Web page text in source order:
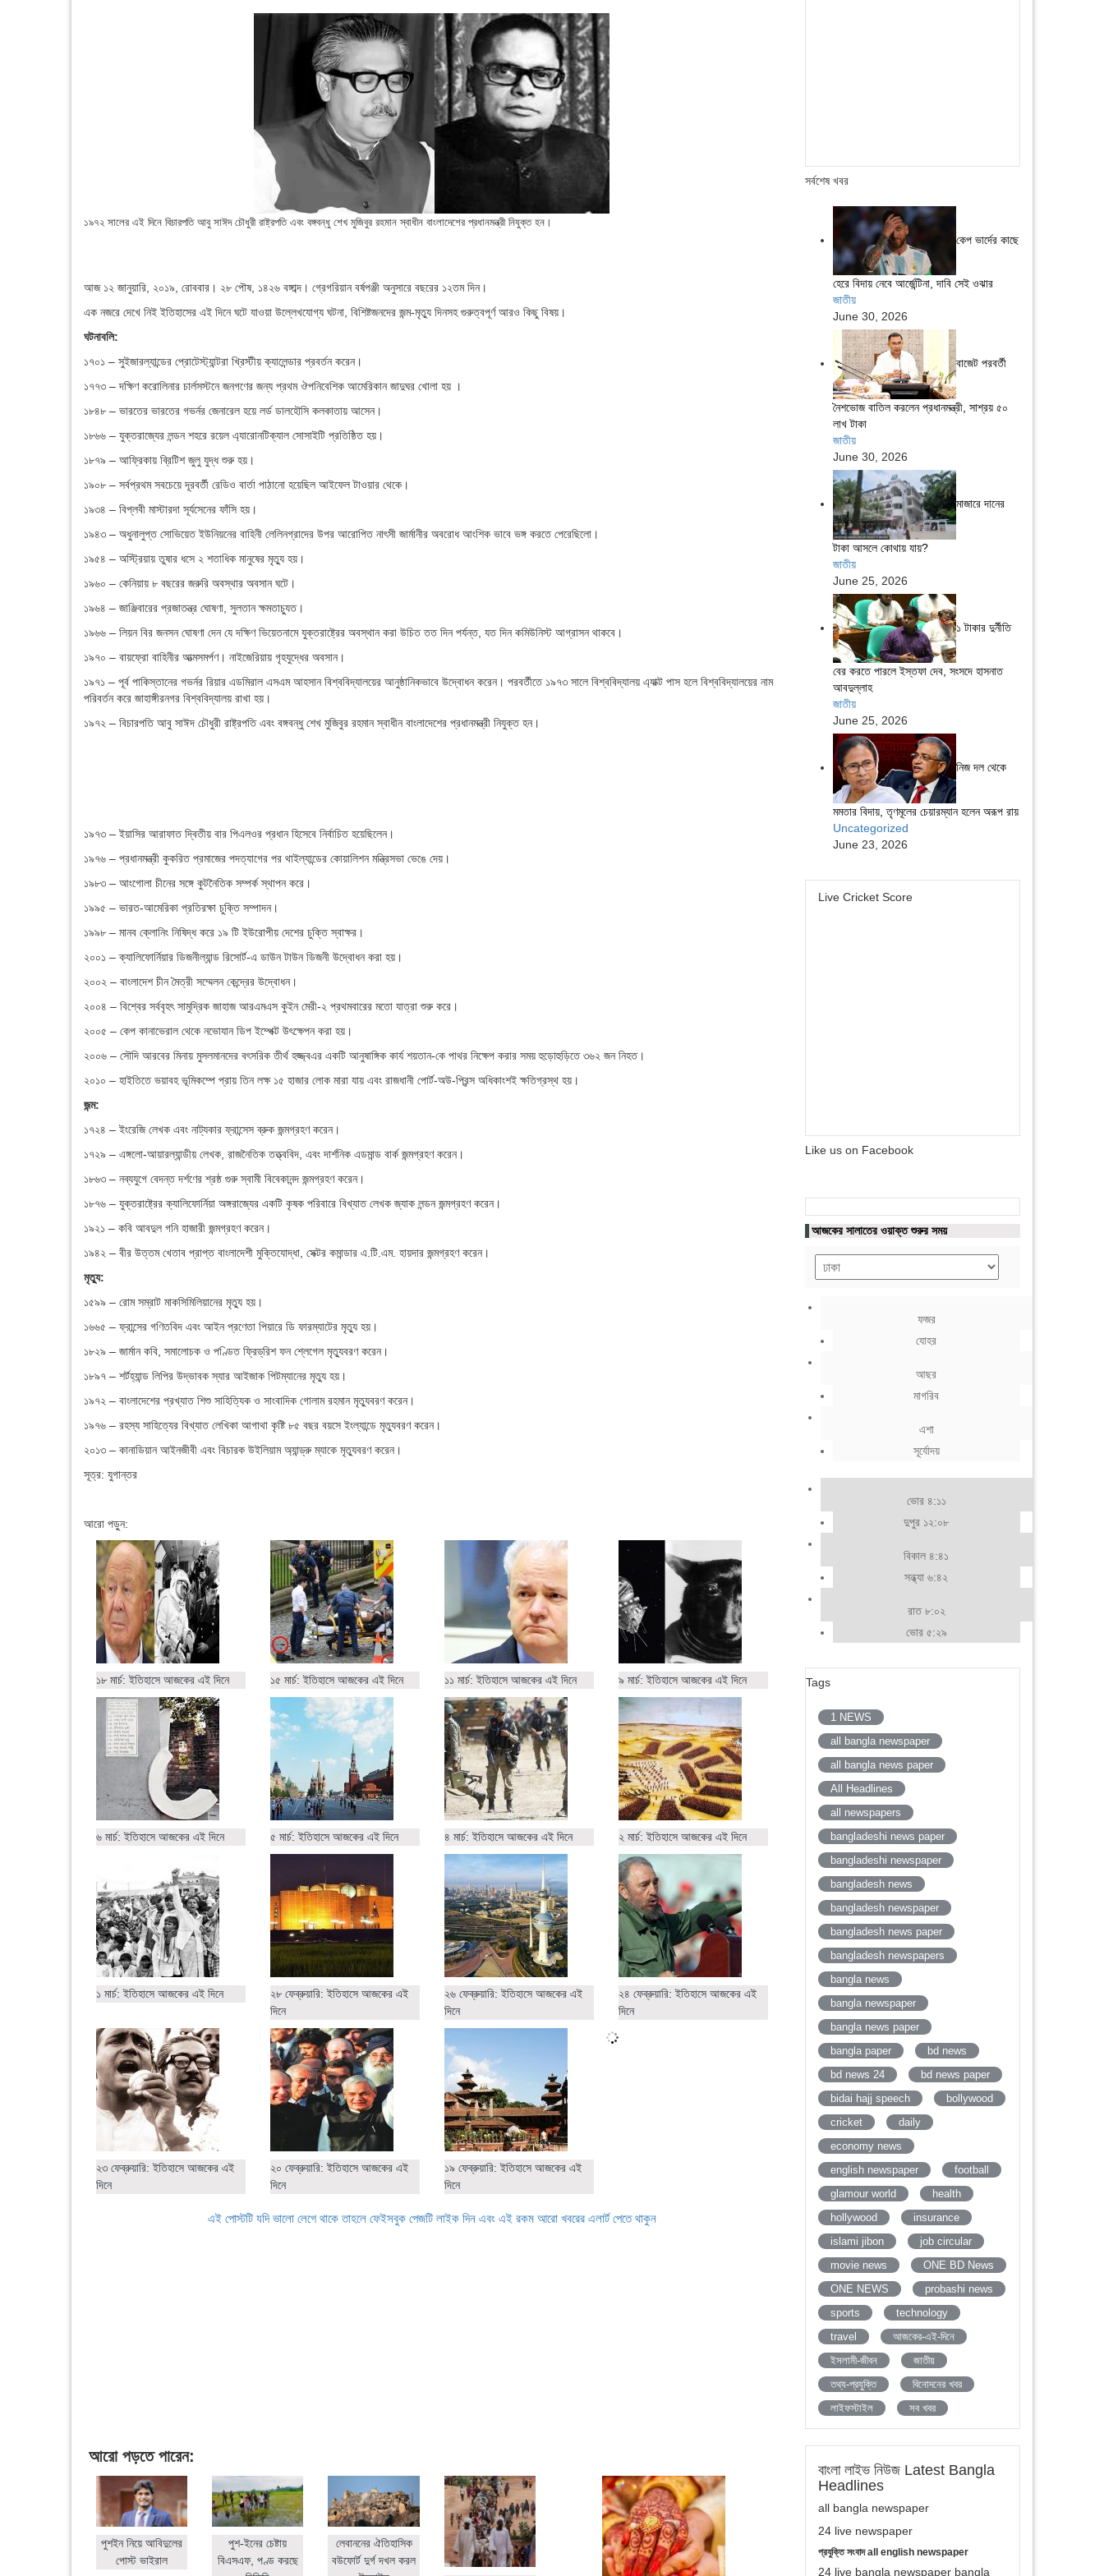
১৯৭২ সালের এই দিনে বিচারপতি আবু সাঈদ চৌধুরী রাষ্ট্রপতি এবং বঙ্গবন্ধু শেখ মুজিবুর রহমান স্বাধীন বাংলাদেশের প্রধানমন্ত্রী নিযুক্ত হন।
আজ ১২ জানুয়ারি, ২০১৯, রোববার। ২৮ পৌষ, ১৪২৬ বঙ্গাব্দ। গ্রেগরিয়ান বর্ষপঞ্জী অনুসারে বছরের ১২তম দিন।
এক নজরে দেখে নিই ইতিহাসের এই দিনে ঘটে যাওয়া উল্লেখযোগ্য ঘটনা, বিশিষ্টজনদের জন্ম-মৃত্যু দিনসহ গুরুত্বপূর্ণ আরও কিছু বিষয়।
ঘটনাবলি:
১৭০১ – সুইজারল্যান্ডের প্রোটেস্ট্যান্টরা খ্রিস্টীয় ক্যালেন্ডার প্রবর্তন করেন।
১৭৭৩ – দক্ষিণ করোলিনার চার্লসস্টনে জনগণের জন্য প্রথম ঔপনিবেশিক আমেরিকান জাদুঘর খোলা হয় ।
১৮৪৮ – ভারতের ভারতের গভর্নর জেনারেল হয়ে লর্ড ডালহৌসি কলকাতায় আসেন।
১৮৬৬ – যুক্তরাজ্যের লন্ডন শহরে রয়েল এ্যারোনটিক্যাল সোসাইটি প্রতিষ্ঠিত হয়।
১৮৭৯ – আফ্রিকায় ব্রিটিশ জুলু যুদ্ধ শুরু হয়।
১৯০৮ – সর্বপ্রথম সবচেয়ে দূরবর্তী রেডিও বার্তা পাঠানো হয়েছিল আইফেল টাওয়ার থেকে।
১৯৩৪ – বিপ্লবী মাস্টারদা সূর্যসেনের ফাঁসি হয়।
১৯৪৩ – অধুনালুপ্ত সোভিয়েত ইউনিয়নের বাহিনী লেলিনগ্রাদের উপর আরোপিত নাৎসী জার্মানীর অবরোধ আংশিক ভাবে ভঙ্গ করতে পেরেছিলো।
১৯৫৪ – অস্ট্রিয়ায় তুষার ধসে ২ শতাধিক মানুষের মৃত্যু হয়।
১৯৬০ – কেনিয়ায় ৮ বছরের জরুরি অবস্থার অবসান ঘটে।
১৯৬৪ – জাঞ্জিবারের প্রজাতন্ত্র ঘোষণা, সুলতান ক্ষমতাচ্যুত।
১৯৬৬ – লিয়ন বির জনসন ঘোষণা দেন যে দক্ষিণ ভিয়েতনামে যুক্তরাষ্ট্রের অবস্থান করা উচিত তত দিন পর্যন্ত, যত দিন কমিউনিস্ট আগ্রাসন থাকবে।
১৯৭০ – বায়ফ্রো বাহিনীর আত্মসমর্পণ। নাইজেরিয়ায় গৃহযুদ্ধের অবসান।
১৯৭১ – পূর্ব পাকিস্তানের গভর্নর রিয়ার এডমিরাল এসএম আহসান বিশ্ববিদ্যালয়ের আনুষ্ঠানিকভাবে উদ্বোধন করেন। পরবর্তীতে ১৯৭৩ সালে বিশ্ববিদ্যালয় এ্যাক্ট পাস হলে বিশ্ববিদ্যালয়ের নাম
পরিবর্তন করে জাহাঙ্গীরনগর বিশ্ববিদ্যালয় রাখা হয়।
১৯৭২ – বিচারপতি আবু সাঈদ চৌধুরী রাষ্ট্রপতি এবং বঙ্গবন্ধু শেখ মুজিবুর রহমান স্বাধীন বাংলাদেশের প্রধানমন্ত্রী নিযুক্ত হন।
১৯৭৩ – ইয়াসির আরাফাত দ্বিতীয় বার পিএলওর প্রধান হিসেবে নির্বাচিত হয়েছিলেন।
১৯৭৬ – প্রধানমন্ত্রী কুকরিত প্রমাজের পদত্যাগের পর থাইল্যান্ডের কোয়ালিশন মন্ত্রিসভা ভেঙে দেয়।
১৯৮৩ – আংগোলা চীনের সঙ্গে কুটনৈতিক সম্পর্ক স্থাপন করে।
১৯৯৫ – ভারত-আমেরিকা প্রতিরক্ষা চুক্তি সম্পাদন।
১৯৯৮ – মানব ক্লোনিং নিষিদ্ধ করে ১৯ টি ইউরোপীয় দেশের চুক্তি স্বাক্ষর।
২০০১ – ক্যালিফোর্নিয়ার ডিজনীল্যান্ড রিসোর্ট-এ ডাউন টাউন ডিজনী উদ্বোধন করা হয়।
২০০২ – বাংলাদেশ চীন মৈত্রী সম্মেলন কেন্দ্রের উদ্বোধন।
২০০৪ – বিশ্বের সর্ববৃহৎ সামুদ্রিক জাহাজ আরএমএস কুইন মেরী-২ প্রথমবারের মতো যাত্রা শুরু করে।
২০০৫ – কেপ কানাভেরাল থেকে নভোযান ডিপ ইম্পেক্ট উৎক্ষেপন করা হয়।
২০০৬ – সৌদি আরবের মিনায় মুসলমানদের বৎসরিক তীর্থ হজ্জ্বএর একটি আনুষাঙ্গিক কার্য শয়তান-কে পাথর নিক্ষেপ করার সময় হুড়োহুড়িতে ৩৬২ জন নিহত।
২০১০ – হাইতিতে ভয়াবহ ভূমিকম্পে প্রায় তিন লক্ষ ১৫ হাজার লোক মারা যায় এবং রাজধানী পোর্ট-অউ-প্রিন্স অধিকাংশই ক্ষতিগ্রস্থ হয়।
জন্ম:
১৭২৪ – ইংরেজি লেখক এবং নাট্যকার ফ্রান্সেস ব্রুক জন্মগ্রহণ করেন।
১৭২৯ – এঙ্গলো-আয়ারল্যান্ডীয় লেখক, রাজনৈতিক তত্ত্ববিদ, এবং দার্শনিক এডমান্ড বার্ক জন্মগ্রহণ করেন।
১৮৬৩ – নব্যযুগে বেদন্ত দর্শণের শ্রষ্ঠ গুরু স্বামী বিবেকানন্দ জন্মগ্রহণ করেন।
১৮৭৬ – যুক্তরাষ্ট্রের ক্যালিফোর্নিয়া অঙ্গরাজ্যের একটি কৃষক পরিবারে বিখ্যাত লেখক জ্যাক লন্ডন জন্মগ্রহণ করেন।
১৯২১ – কবি আবদুল গনি হাজারী জন্মগ্রহণ করেন।
১৯৪২ – বীর উত্তম খেতাব প্রাপ্ত বাংলাদেশী মুক্তিযোদ্ধা, সেক্টর কমান্ডার এ.টি.এম. হায়দার জন্মগ্রহণ করেন।
মৃত্যু:
১৫৯৯ – রোম সম্রাট মাকসিমিলিয়ানের মৃত্যু হয়।
১৬৬৫ – ফ্রান্সের গণিতবিদ এবং আইন প্রণেতা পিয়ারে ডি ফারম্যাটের মৃত্যু হয়।
১৮২৯ – জার্মান কবি, সমালোচক ও পণ্ডিত ফ্রিড্‌রিশ ফন শ্লেগেল মৃত্যুবরণ করেন।
১৮৯৭ – শর্টহ্যান্ড লিপির উদ্ভাবক স্যার আইজাক পিটম্যানের মৃত্যু হয়।
১৯৭২ – বাংলাদেশের প্রখ্যাত শিশু সাহিত্যিক ও সাংবাদিক গোলাম রহমান মৃত্যুবরণ করেন।
১৯৭৬ – রহস্য সাহিত্যের বিখ্যাত লেখিকা আগাথা কৃষ্টি ৮৫ বছর বয়সে ইংল্যান্ডে মৃত্যুবরণ করেন।
২০১৩ – কানাডিয়ান আইনজীবী এবং বিচারক উইলিয়াম অ্যান্ড্রু ম্যাকে মৃত্যুবরণ করেন।
সূত্র: যুগান্তর
আরো পড়ুন:
১৮ মার্চ: ইতিহাসে আজকের এই দিনে ১৫ মার্চ: ইতিহাসে আজকের এই দিনে ১১ মার্চ: ইতিহাসে আজকের এই দিনে ৯ মার্চ: ইতিহাসে আজকের এই দিনে
৬ মার্চ: ইতিহাসে আজকের এই দিনে ৫ মার্চ: ইতিহাসে আজকের এই দিনে ৪ মার্চ: ইতিহাসে আজকের এই দিনে ২ মার্চ: ইতিহাসে আজকের এই দিনে
১ মার্চ: ইতিহাসে আজকের এই দিনে
২৮ ফেব্রুয়ারি: ইতিহাসে আজকের এই
দিনে
২৬ ফেব্রুয়ারি: ইতিহাসে আজকের এই
দিনে
২৪ ফেব্রুয়ারি: ইতিহাসে আজকের এই
দিনে
২৩ ফেব্রুয়ারি: ইতিহাসে আজকের এই
দিনে
২০ ফেব্রুয়ারি: ইতিহাসে আজকের এই
দিনে
১৯ ফেব্রুয়ারি: ইতিহাসে আজকের এই
দিনে
এই পোস্টটি যদি ভালো লেগে থাকে তাহলে ফেইসবুক পেজটি লাইক দিন এবং এই রকম আরো খবরের এলার্ট পেতে থাকুন
আরো পড়তে পারেন:
পুশইন নিয়ে আবিদুলের
পোস্ট ভাইরাল
পুশ-ইনের চেষ্টায়
বিএসএফ, পণ্ড করছে
লেবাননের ঐতিহাসিক
বউফোর্ট দুর্গ দখল করল
সর্বশেষ খবর
কেপ ভার্দের কাছে
হেরে বিদায় নেবে আর্জেন্টিনা, দাবি সেই ওঝার
জাতীয়
June 30, 2026
বাজেট পরবর্তী
নৈশভোজ বাতিল করলেন প্রধানমন্ত্রী, সাশ্রয় ৫০
লাখ টাকা
জাতীয়
June 30, 2026
মাজারে দানের
টাকা আসলে কোথায় যায়?
জাতীয়
June 25, 2026
১ টাকার দুর্নীতি
বের করতে পারলে ইস্তফা দেব, সংসদে হাসনাত
আবদুল্লাহ
জাতীয়
June 25, 2026
নিজ দল থেকে
মমতার বিদায়, তৃণমূলের চেয়ারম্যান হলেন অরূপ রায়
Uncategorized
June 23, 2026
Live Cricket Score
Like us on Facebook
আজকের সালাতের ওয়াক্ত শুরুর সময়
ফজর
যোহর
আছর
মাগরিব
এশা
সূর্যোদয়
ভোর ৪:১১
দুপুর ১২:০৮
বিকাল ৪:৪১
সন্ধ্যা ৬:৪২
রাত ৮:০২
ভোর ৫:২৯
Tags
1 NEWS
all bangla newspaper
all bangla news paper
All Headlines
all newspapers
bangladeshi news paper
bangladeshi newspaper
bangladesh news
bangladesh newspaper
bangladesh news paper
bangladesh newspapers
bangla news
bangla newspaper
bangla news paper
bangla paper
bd news
bd news 24
bd news paper
bidai hajj speech
bollywood
cricket
daily
economy news
english newspaper
football
glamour world
health
hollywood
insurance
islami jibon
job circular
movie news
ONE BD News
ONE NEWS
probashi news
sports
technology
travel
আজকের-এই-দিনে
ইসলামী-জীবন
জাতীয়
তথ্য-প্রযুক্তি
বিনোদনের খবর
লাইফস্টাইল
সব খবর
বাংলা লাইভ নিউজ Latest Bangla
Headlines
all bangla newspaper
24 live newspaper
প্রযুক্তি সংবাদ all english newspaper
24 live bangla newspaper bangla